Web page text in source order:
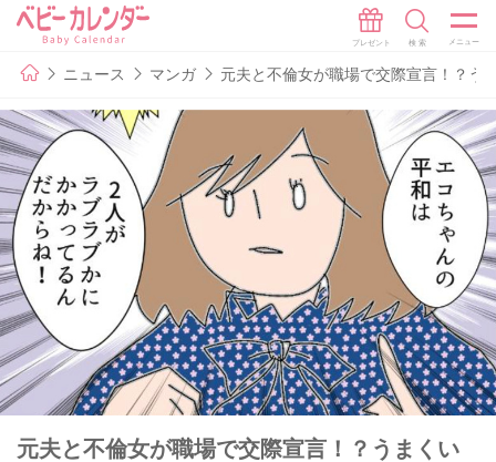
ニュース マンガ 元夫と不倫女が職場で交際宣言！？
元夫と不倫女が職場で交際宣言！？うまくい